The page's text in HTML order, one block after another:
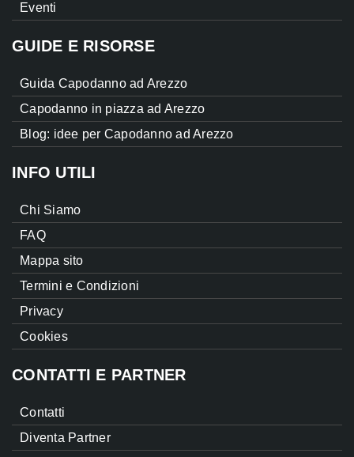
Eventi
GUIDE E RISORSE
Guida Capodanno ad Arezzo
Capodanno in piazza ad Arezzo
Blog: idee per Capodanno ad Arezzo
INFO UTILI
Chi Siamo
FAQ
Mappa sito
Termini e Condizioni
Privacy
Cookies
CONTATTI E PARTNER
Contatti
Diventa Partner